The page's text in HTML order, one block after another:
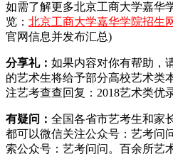
如需了解更多北京工商大学嘉华
览： 北京工商大学嘉华学院招生
官网信息并发布汇总)
分享礼： 如果内容对你有帮助，
的艺术生将给予部分高校艺术类
注艺考查查回复：2018艺术类优
有疑问： 全国各省市艺考生和家
都可以微信关注公众号：艺考问
索公众号：艺考问问。百余所艺